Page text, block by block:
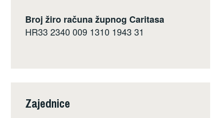
Broj žiro računa župnog Caritasa
HR33 2340 009 1310 1943 31
Zajednice